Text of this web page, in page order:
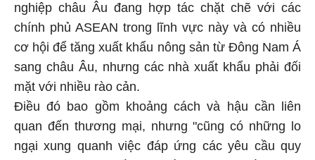
nghiệp châu Âu đang hợp tác chặt chẽ với các
chính phủ ASEAN trong lĩnh vực này và có nhiều
cơ hội để tăng xuất khẩu nông sản từ Đông Nam Á
sang châu Âu, nhưng các nhà xuất khẩu phải đối
mặt với nhiều rào cản.
Điều đó bao gồm khoảng cách và hậu cần liên
quan đến thương mại, nhưng "cũng có những lo
ngại xung quanh việc đáp ứng các yêu cầu quy